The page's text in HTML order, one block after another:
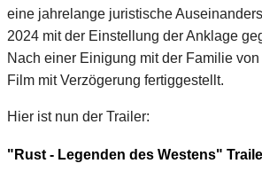
eine jahrelange juristische
2024 mit der Einstellung der Anklage
Nach einer Einigung mit der Familie
Film mit Verzögerung fertiggestellt.
Hier ist nun der Trailer:
"Rust - Legenden des Westens"